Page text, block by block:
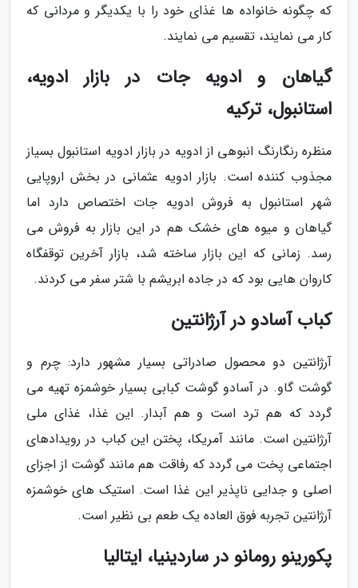
که چگونه خانواده ها غذای خود را با یکدیگر و مردانی که
کار می نمایند، تقسیم می نمایند.
گیاهان و ادویه جات در بازار ادویه،
استانبول، ترکیه
منظره رنگارنگ انبوهی از ادویه در بازار ادویه استانبول بسیاز
مجذوب کننده است. بازار ادویه عثمانی در بخش اروپایی
شهر استانبول به فروش ادویه جات اختصاص دارد اما
گیاهان و میوه های خشک هم در این بازار به فروش می
رسد. زمانی که این بازار ساخته شد، بازار آخرین توقفگاه
کاروان هایی بود که در جاده ابریشم با شتر سفر می کردند.
کباب آسادو در آرژانتین
آرژانتین دو محصول صادراتی بسیار مشهور دارد: چرم و
گوشت گاو. در آسادو گوشت کبابی بسیار خوشمزه تهیه می
گردد که هم ترد است و هم آبدار. این غذا، غذای ملی
آرژانتین است. مانند آمریکا، پختن این کباب در رویدادهای
اجتماعی پخت می گردد که رفاقت هم مانند گوشت از اجزای
اصلی و جدایی ناپذیر این غذا است. استیک های خوشمزه
آرژانتین تجربه فوق العاده یک طعم بی نظیر است.
پکورینو رومانو در ساردینیا، ایتالیا